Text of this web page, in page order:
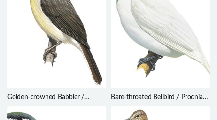
Golden-crowned Babbler /
Bare-throated Bellbird / Procnias